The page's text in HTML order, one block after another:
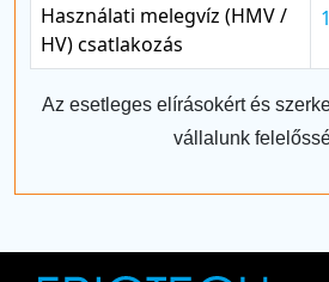
Használati melegvíz (HMV /
HV) csatlakozás
Az esetleges elírásokért és
vállalunk